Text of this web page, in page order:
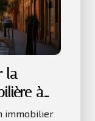
la
à
immobilier